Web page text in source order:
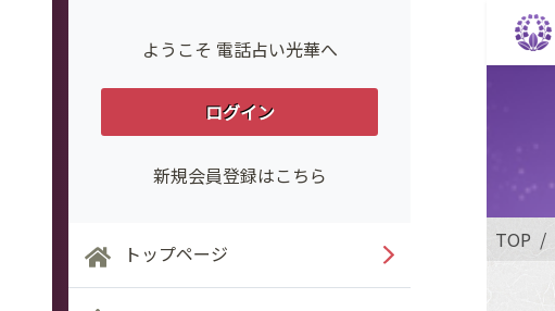
ようこそ 電話占い光華へ
ログイン
新規会員登録はこちら
トップページ
TOP